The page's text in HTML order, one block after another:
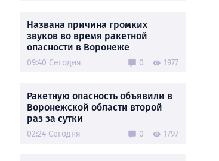
Названа причина громких
звуков во время ракетной
опасности в Воронеже
09:40 Сегодня 0 1977
Ракетную опасность объявили в
Воронежской области второй
раз за сутки
02:24 Сегодня 0 1797